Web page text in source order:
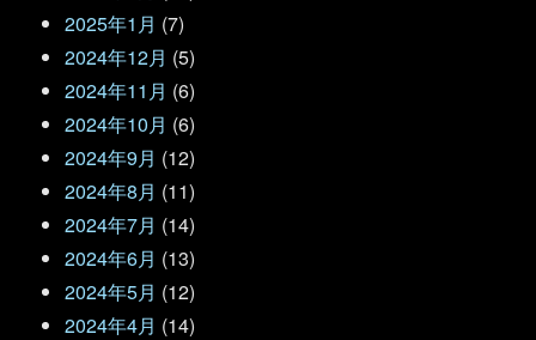
2025年1月 (7)
2024年12月 (5)
2024年11月 (6)
2024年10月 (6)
2024年9月 (12)
2024年8月 (11)
2024年7月 (14)
2024年6月 (13)
2024年5月 (12)
2024年4月 (14)